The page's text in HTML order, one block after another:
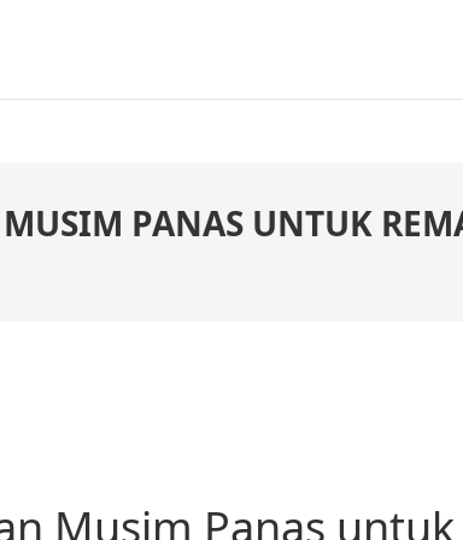
PANAS UNTUK
Musim Panas untuk